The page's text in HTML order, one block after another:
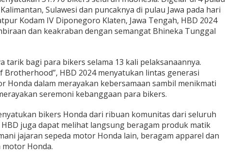
Sulawesi dan puncaknya di pulau Jawa pada hari
Kodam IV Diponegoro Klaten, Jawa Tengah, HBD 2024
dan keakraban dengan semangat Bhineka Tunggal
tarik bagi para bikers selama 13 kali pelaksanaannya.
Brotherhood”, HBD 2024 menyatukan lintas generasi
Honda dalam merayakan kebersamaan sambil menikmati
seremoni kebanggaan para bikers.
bikers Honda dari ribuan komunitas dari seluruh
juga dapat melihat langsung beragam produk matik
jajaran sepeda motor Honda lain, beragam apparel dan
motor Honda.